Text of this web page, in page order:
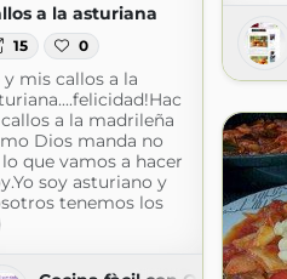
a la asturiana
15 0
y mis callos a la
a la madrileña
Dios manda no
lo que vamos a hacer
soy asturiano y
tenemos los